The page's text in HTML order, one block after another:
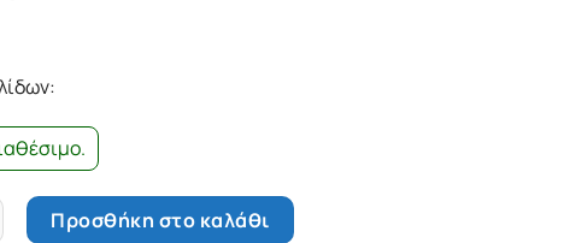
δέντρα, φυτά και βότανα της Bίβλου ποσότητα
Προσθήκη στο καλάθι